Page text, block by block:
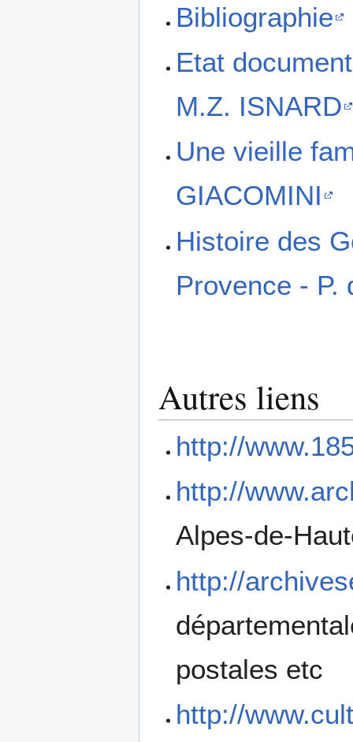
Bibliographie
Etat
M.Z. ISNARD
Une vieille
GIACOMINI
Histoire des
Provence - P.
Autres liens
http://
http://
Alpes-de-
http://
postales etc
http://